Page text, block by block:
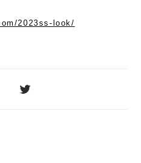
2023ss-look/